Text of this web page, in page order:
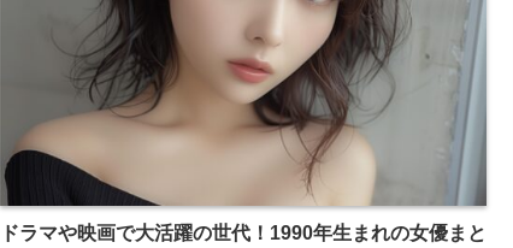
ドラマや映画で大活躍の世代！1990年生まれの女優まと